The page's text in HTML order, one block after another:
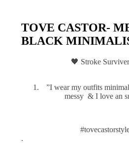
TOVE CASTOR-
BLACK
🖤 Stroke
”I wear my outfits
messy & I love an
.